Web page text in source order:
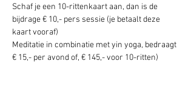
Schaf je een 10-rittenkaart aan, dan is de
bijdrage € 10,- pers sessie (je betaalt deze
kaart vooraf)
Meditatie in combinatie met yin yoga, bedraagt
€ 15,- per avond of, € 145,- voor 10-ritten)